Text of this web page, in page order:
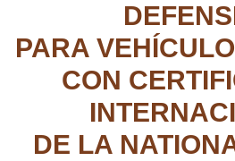
PARA
CON
DE LA